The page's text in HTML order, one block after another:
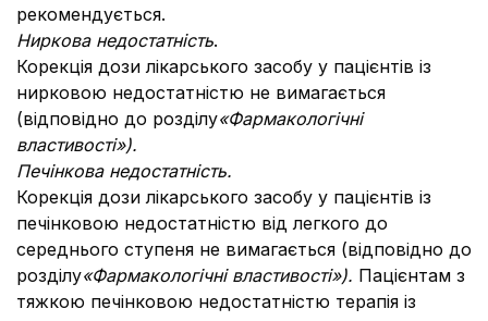
рекомендується.
Ниркова недостатність.
Корекція дози лікарського засобу у пацієнтів із
нирковою недостатністю не вимагається
(відповідно до розділу«Фармакологічні
властивості»).
Печінкова недостатність.
Корекція дози лікарського засобу у пацієнтів із
печінковою недостатністю від легкого до
середнього ступеня не вимагається (відповідно до
розділу«Фармакологічні властивості»). Пацієнтам з
тяжкою печінковою недостатністю терапія із